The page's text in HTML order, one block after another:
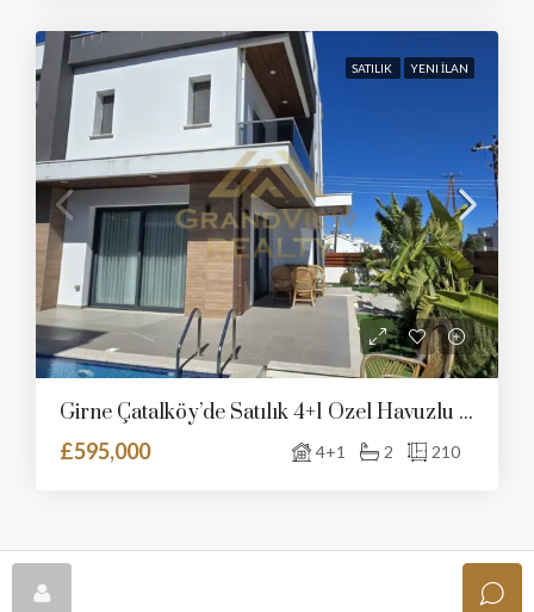
SATILIK YENI İLAN
Girne Çatalköy’de Satılık 4+1 Özel Havuzlu Villa
£595,000
4+1 2 210